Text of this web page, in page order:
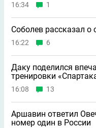
16:34 1
Соболев рассказал о
16:22 6
Даку поделился
тренировки
16:08 13
Аршавин ответил
номер один в России